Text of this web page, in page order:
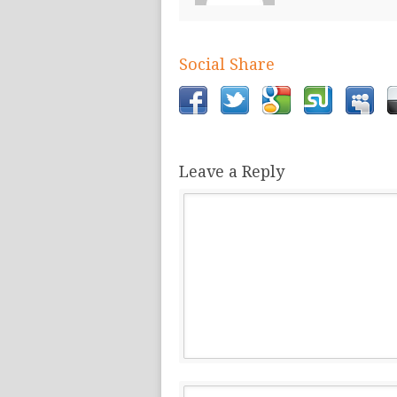
Social Share
Leave a Reply